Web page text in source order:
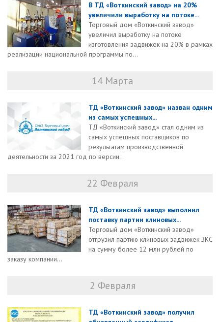
В ТД «Воткинский завод» на 20%
увеличили выработку на потоке...
Торговый дом «Воткинский завод»
увеличил выработку на потоке
изготовления задвижек на 20% в рамках
реализации национальной программы по...
14 Марта
ТД «Воткинский завод» назван одним
из самых успешных...
ТД «Воткинский завод» стал одним из
самых успешных поставщиков по
результатам производственной
деятельности за 2021 год по версии...
22 Февраля
ТД «Воткинский завод» выполнил
поставку партии клиновых...
Торговый дом «Воткинский завод»
отгрузил партию клиновых задвижек ЗКС
на сумму более 12 млн рублей по
заказу компании...
2 Февраля
ТД «Воткинский завод» получил